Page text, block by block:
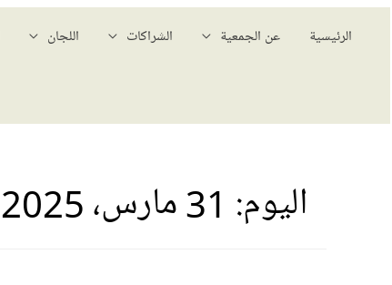
الرئيسية عن الجمعية الشراكات اللجان
اليوم: 31 مارس، 2025